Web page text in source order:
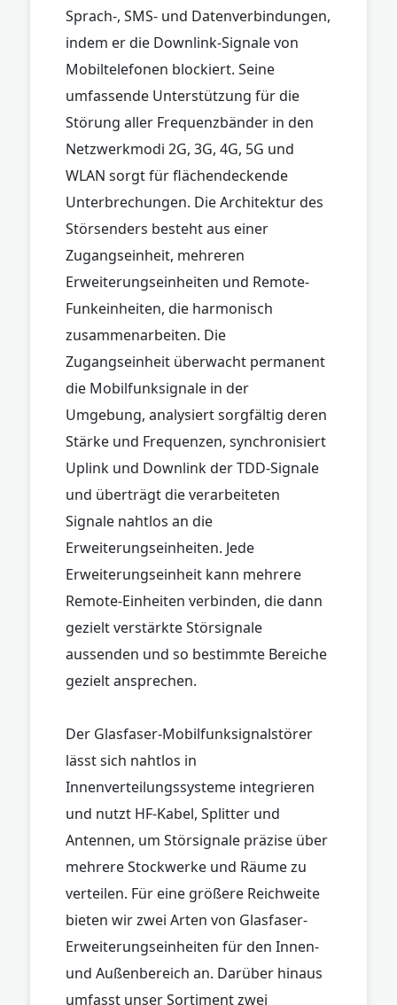
Sprach-, SMS- und Datenverbindungen,
indem er die Downlink-Signale von
Mobiltelefonen blockiert. Seine
umfassende Unterstützung für die
Störung aller Frequenzbänder in den
Netzwerkmodi 2G, 3G, 4G, 5G und
WLAN sorgt für flächendeckende
Unterbrechungen. Die Architektur des
Störsenders besteht aus einer
Zugangseinheit, mehreren
Erweiterungseinheiten und Remote-
Funkeinheiten, die harmonisch
zusammenarbeiten. Die
Zugangseinheit überwacht permanent
die Mobilfunksignale in der
Umgebung, analysiert sorgfältig deren
Stärke und Frequenzen, synchronisiert
Uplink und Downlink der TDD-Signale
und überträgt die verarbeiteten
Signale nahtlos an die
Erweiterungseinheiten. Jede
Erweiterungseinheit kann mehrere
Remote-Einheiten verbinden, die dann
gezielt verstärkte Störsignale
aussenden und so bestimmte Bereiche
gezielt ansprechen.
Der Glasfaser-Mobilfunksignalstörer
lässt sich nahtlos in
Innenverteilungssysteme integrieren
und nutzt HF-Kabel, Splitter und
Antennen, um Störsignale präzise über
mehrere Stockwerke und Räume zu
verteilen. Für eine größere Reichweite
bieten wir zwei Arten von Glasfaser-
Erweiterungseinheiten für den Innen-
und Außenbereich an. Darüber hinaus
umfasst unser Sortiment zwei